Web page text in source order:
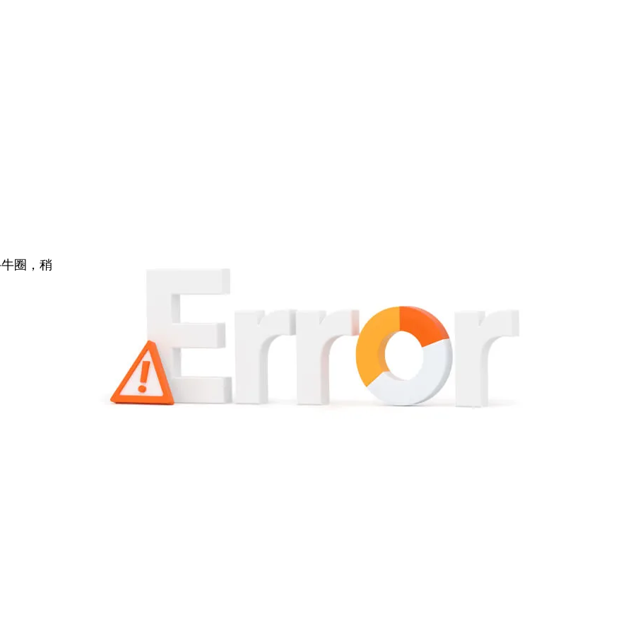
圈，稍